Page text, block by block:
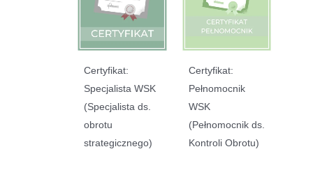
Certyfikat:
Specjalista WSK
(Specjalista ds.
obrotu
strategicznego)
Certyfikat:
Pełnomocnik
WSK
(Pełnomocnik ds.
Kontroli Obrotu)